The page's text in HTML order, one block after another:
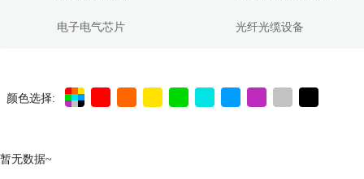
电子电气芯片 光纤光缆设备
颜色选择:
暂无数据~